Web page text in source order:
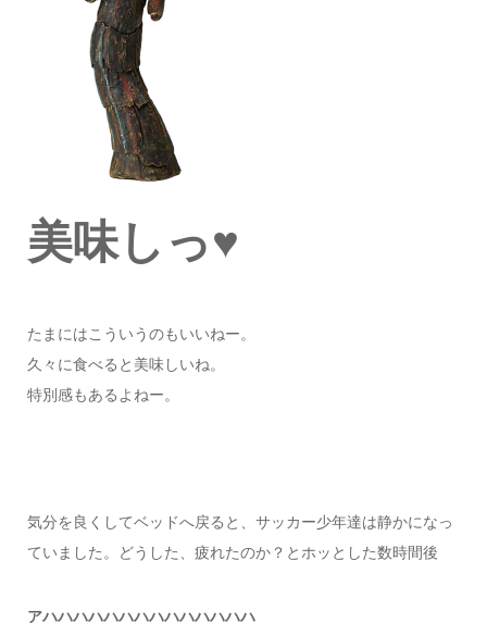
美味しっ♥
たまにはこういうのもいいねー。
久々に食べると美味しいね。
特別感もあるよねー。
気分を良くしてベッドへ戻ると、サッカー少年達は静かになっ
ていました。どうした、疲れたのか？とホッとした数時間後
アハハハハハハハハハハハハハハ